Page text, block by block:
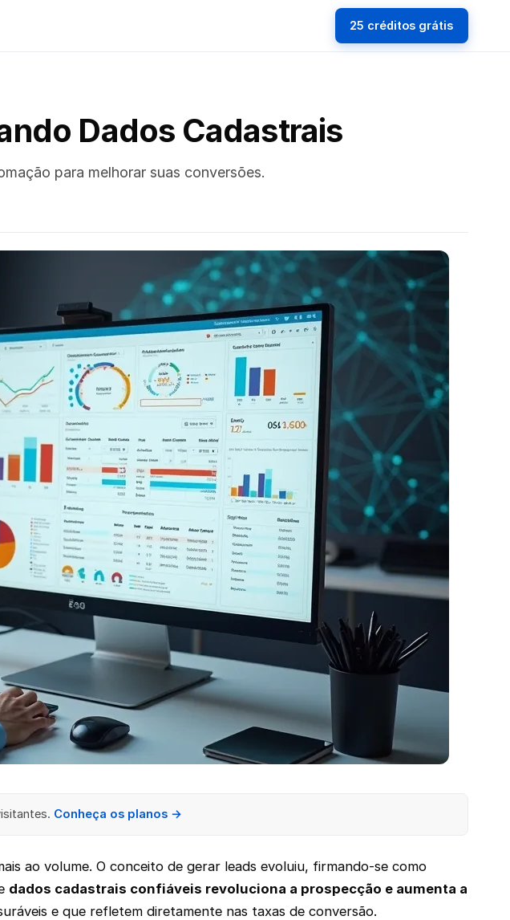
25 créditos grátis
Dados Cadastrais
para melhorar suas conversões.
Conheça os planos →
ao volume. O conceito de gerar leads evoluiu, firmando-se como
dados cadastrais confiáveis revoluciona a prospecção e aumenta a
e que refletem diretamente nas taxas de conversão.